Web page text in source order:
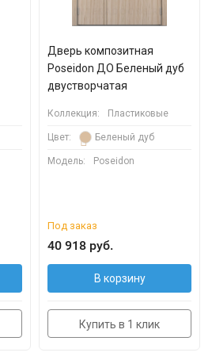
Дверь композитная
Poseidon ДО Беленый дуб
двустворчатая
Коллекция: Пластиковые
Цвет: Беленый дуб
Модель: Poseidon
Под заказ
40 918 руб.
В корзину
Купить в 1 клик